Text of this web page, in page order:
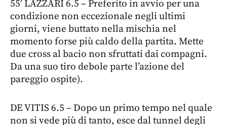
55’ LAZZARI 6.5 – Preferito in avvio per una
condizione non eccezionale negli ultimi
giorni, viene buttato nella mischia nel
momento forse più caldo della partita. Mette
due cross al bacio non sfruttati dai compagni.
Da una suo tiro debole parte l’azione del
pareggio ospite).
DE VITIS 6.5 – Dopo un primo tempo nel quale
non si vede più di tanto, esce dal tunnel degli